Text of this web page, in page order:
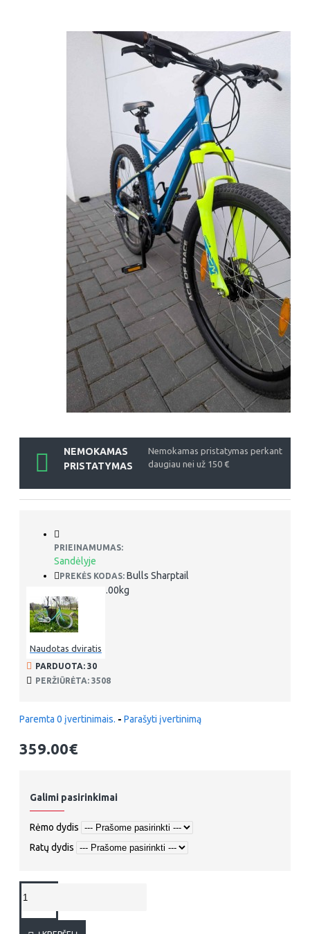
NEMOKAMAS
PRISTATYMAS
Nemokamas pristatymas perkant
daugiau nei už 150 €
PRIEINAMUMAS:
Sandėlyje
PREKĖS KODAS: Bulls Sharptail
12.00kg
Naudotas dviratis
PARDUOTA: 30
PERŽIŪRĖTA: 3508
Paremta 0 įvertinimais. - Parašyti įvertinimą
359.00€
Galimi pasirinkimai
Rėmo dydis
Ratų dydis